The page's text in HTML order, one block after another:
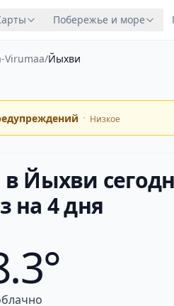
Побережье и море
Virumaa/Йыхви
· Низкое
в Йыхви
на 4 дня